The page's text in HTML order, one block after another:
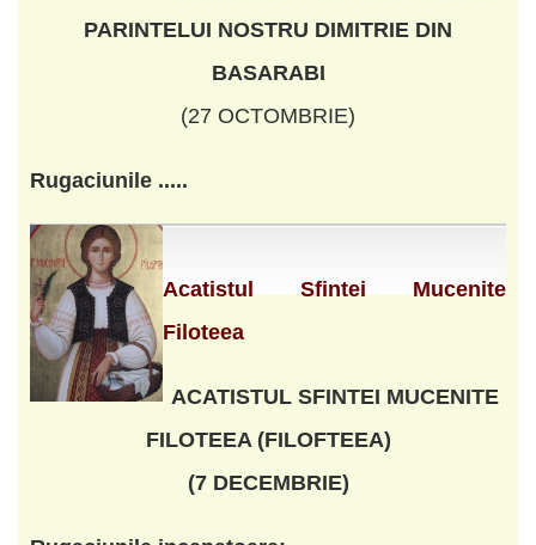
PARINTELUI NOSTRU DIMITRIE DIN
BASARABI
(27 OCTOMBRIE)
Rugaciunile .....
Acatistul Sfintei Mucenite
Filoteea
ACATISTUL SFINTEI MUCENITE
FILOTEEA (FILOFTEEA)
(7 DECEMBRIE)